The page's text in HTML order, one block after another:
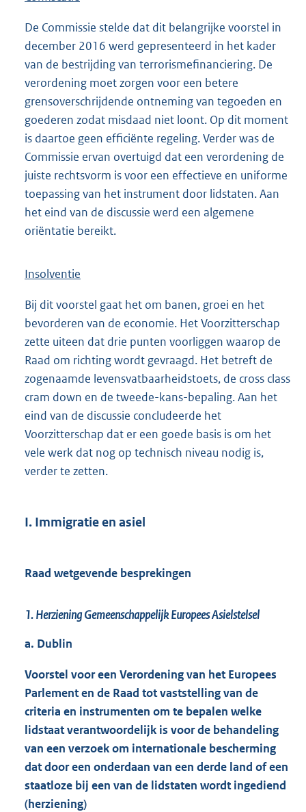
De Commissie stelde dat dit belangrijke voorstel in
december 2016 werd gepresenteerd in het kader
van de bestrijding van terrorismefinanciering. De
verordening moet zorgen voor een betere
grensoverschrijdende ontneming van tegoeden en
goederen zodat misdaad niet loont. Op dit moment
is daartoe geen efficiënte regeling. Verder was de
Commissie ervan overtuigd dat een verordening de
juiste rechtsvorm is voor een effectieve en uniforme
toepassing van het instrument door lidstaten. Aan
het eind van de discussie werd een algemene
oriëntatie bereikt.
Insolventie
Bij dit voorstel gaat het om banen, groei en het
bevorderen van de economie. Het Voorzitterschap
zette uiteen dat drie punten voorliggen waarop de
Raad om richting wordt gevraagd. Het betreft de
zogenaamde levensvatbaarheidstoets, de cross class
cram down en de tweede-kans-bepaling. Aan het
eind van de discussie concludeerde het
Voorzitterschap dat er een goede basis is om het
vele werk dat nog op technisch niveau nodig is,
verder te zetten.
I. Immigratie en asiel
Raad wetgevende besprekingen
1. Herziening Gemeenschappelijk Europees Asielstelsel
a. Dublin
Voorstel voor een Verordening van het Europees
Parlement en de Raad tot vaststelling van de
criteria en instrumenten om te bepalen welke
lidstaat verantwoordelijk is voor de behandeling
van een verzoek om internationale bescherming
dat door een onderdaan van een derde land of een
staatloze bij een van de lidstaten wordt ingediend
(herziening)